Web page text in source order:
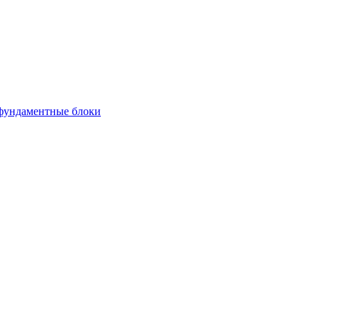
блоки